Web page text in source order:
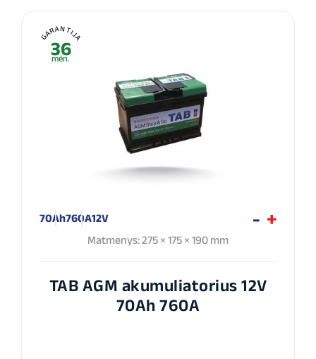
GARANTIJA
36
mėn.
70Ah760A12V
Matmenys: 275 × 175 × 190 mm
TAB AGM akumuliatorius 12V
70Ah 760A